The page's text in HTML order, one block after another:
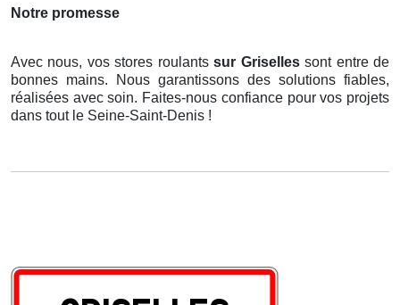
Notre promesse
Avec nous, vos stores roulantssur Grisellessont entre de
bonnes mains. Nous garantissons des solutions fiables,
réalisées avec soin. Faites-nous confiance pour vos projets
dans tout le Seine-Saint-Denis !